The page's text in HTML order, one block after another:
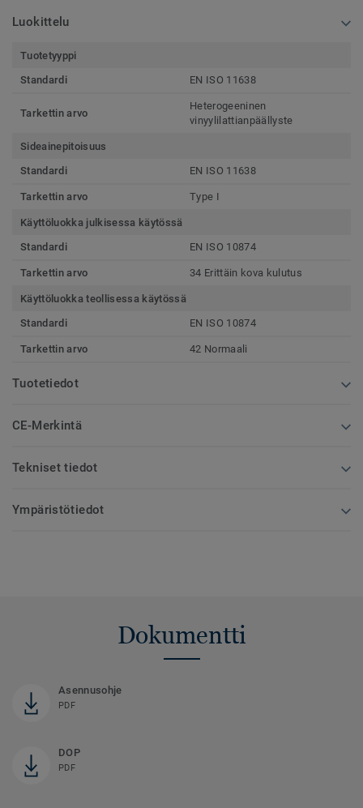
Luokittelu
Tuotetyyppi
Standardi
EN ISO 11638
Tarkettin arvo
Heterogeeninen
vinyylilattianpäällyste
Sideainepitoisuus
Standardi
EN ISO 11638
Tarkettin arvo Type I
Käyttöluokka julkisessa käytössä
Standardi
EN ISO 10874
Tarkettin arvo 34 Erittäin kova kulutus
Käyttöluokka teollisessa käytössä
Standardi
EN ISO 10874
Tarkettin arvo 42 Normaali
Tuotetiedot
CE-Merkintä
Tekniset tiedot
Ympäristötiedot
Dokumentti
Asennusohje
PDF
DOP
PDF